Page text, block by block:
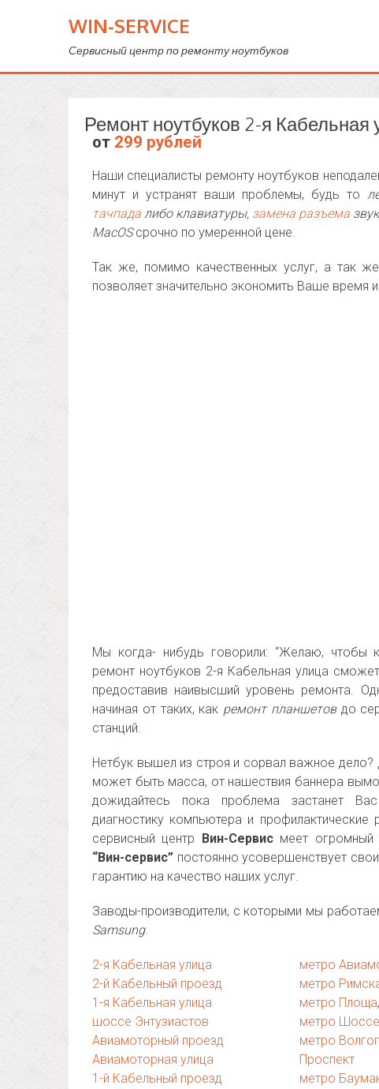
WIN-SERVICE
Сервисный центр по ремонту ноутбуков
Ремонт ноутбуков 2-я Кабельная
от 299 рублей
Наши специалисты ремонту ноутбуков
минут и устранят ваши проблемы, будь то
тачпада либо клавиатуры, замена разъема
MacOSсрочно по умеренной цене.
Так же, помимо качественных услуг, а так
позволяет значительно экономить Ваше время
Мы когда- нибудь говорили: “Желаю, чтобы
ремонт ноутбуков 2-я Кабельная улица
предоставив наивысший уровень ремонта.
начиная от таких, как ремонт планшетовдо
станций.
Нетбук вышел из строя и сорвал важное дело?
может быть масса, от нашествия баннера
дожидайтесь пока проблема застанет
диагностику компьютера и
сервисный центр Вин-Сервисмеет огромный
“Вин-сервис” постоянно усовершенствует
гарантию на качество наших услуг.
Заводы-производители, с которыми мы
Samsung.
2-я Кабельная улица
2-й Кабельный проезд
1-я Кабельная улица
шоссе Энтузиастов
Авиамоторный проезд
Авиамоторная улица
1-й Кабельный проезд
метро
метро
метро
метро Шоссе
метро
Проспект
метро